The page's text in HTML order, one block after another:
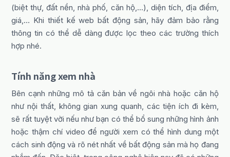
(biệt thự, đất nền, nhà phố, căn hộ,…), diện tích, địa điểm,
giá,… Khi thiết kế web bất động sản, hãy đảm bảo rằng
thông tin có thể dễ dàng được lọc theo các trường thích
hợp nhé.
Tính năng xem nhà
Bên cạnh những mô tả căn bản về ngôi nhà hoặc căn hộ
như nội thất, không gian xung quanh, các tiện ích đi kèm,
sẽ rất tuyệt vời nếu như bạn có thể bổ sung những hình ảnh
hoặc thậm chí video để người xem có thể hình dung một
cách sinh động và rõ nét nhất về bất động sản mà họ đang